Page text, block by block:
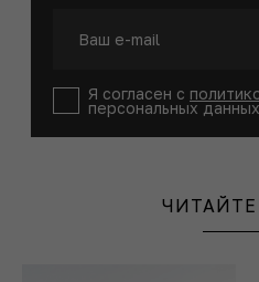
Я согласен с
персональных данных